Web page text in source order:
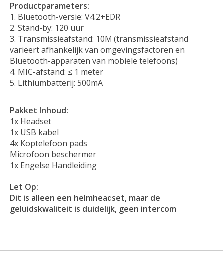
Productparameters:
Bluetooth-versie: V4.2+EDR
Stand-by: 120 uur
Transmissieafstand: 10M (transmissieafstand
varieert afhankelijk van omgevingsfactoren en
Bluetooth-apparaten van mobiele telefoons)
MIC-afstand: ≤ 1 meter
Lithiumbatterij: 500mA
Pakket Inhoud:
1x Headset
1x USB kabel
4x Koptelefoon pads
Microfoon beschermer
1x Engelse Handleiding
Let Op:
Dit is alleen een helmheadset, maar de
geluidskwaliteit is duidelijk, geen intercom